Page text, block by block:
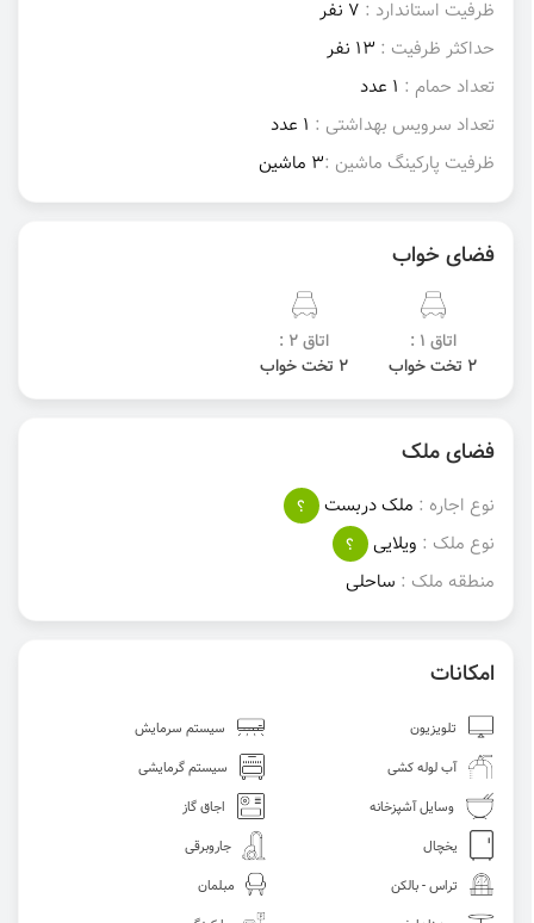
ظرفیت استاندارد : 7 نفر
حداکثر ظرفیت : 13 نفر
تعداد حمام : 1 عدد
تعداد سرویس بهداشتی : 1 عدد
ظرفیت پارکینگ ماشین :3 ماشین
فضای خواب
اتاق 1 :
2 تخت خواب
اتاق 2 :
2 تخت خواب
فضای ملک
نوع اجاره : ملک دربست
؟
نوع ملک : ویلایی
؟
منطقه ملک : ساحلی
امکانات
تلویزیون
سیستم سرمایش
آب لوله کشی
سیستم گرمایشی
وسایل آشپزخانه
اجاق گاز
یخچال
جاروبرقی
تراس - بالکن
مبلمان